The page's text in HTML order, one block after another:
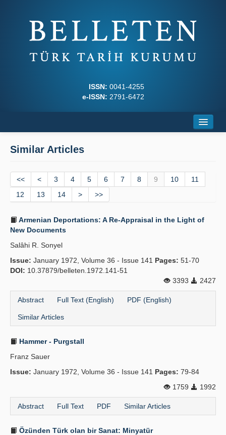
ISSN: 0041-4255
e-ISSN: 2791-6472
Journal Boards
Writing Rules
Principles
Guidelines
Similar Articles
<< < 3 4 5 6 7 8 9 10
11
12
13 14 > >>
Armenian Deportations: A Re-Appraisal in the Light of
New Documents
Salâhi R. Sonyel
Issue: January 1972, Volume 36 - Issue 141 Pages: 51-70
DOI: 10.37879/belleten.1972.141-51
3393
2427
Abstract Full Text (English) PDF (English)
Similar Articles
Hammer - Purgstall
Franz Sauer
Issue: January 1972, Volume 36 - Issue 141 Pages: 79-84
1759
1992
Abstract Full Text PDF Similar Articles
Özünden Türk olan bir Sanat: Minyatür